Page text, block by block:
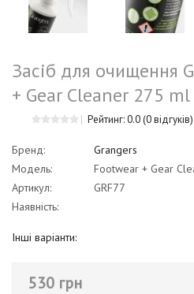
Засіб для очищення
+ Gear Cleaner 275 ml
Рейтинг: 0.0(0 відгуків)
Бренд:
Grangers
Модель:
Footwear + Gear
Артикул:
GRF77
Наявність:
Інші варіанти:
530 грн